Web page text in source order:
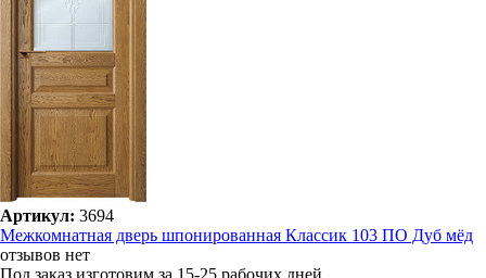
Артикул: 3694
Межкомнатная дверь шпонированная Классик 103 ПО Дуб мёд
отзывов нет
Под заказ изготовим за 15-25 рабочих дней